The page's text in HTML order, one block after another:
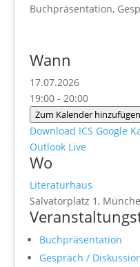
Buchpräsentation,
Wann
17.07.2026
19:00 - 20:00
Zum Kalender hinzufügen
Download ICS Google
Outlook Live
Wo
Literaturhaus
Salvatorplatz 1,
Buchpräsentation
Gespräch /